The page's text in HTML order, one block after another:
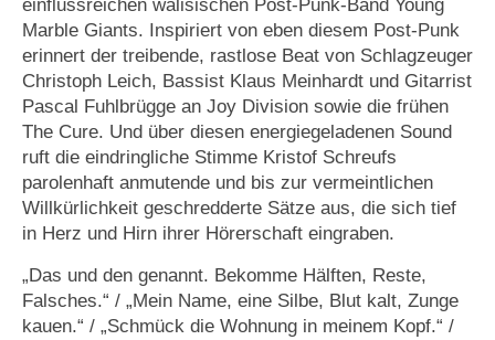
einflussreichen walisischen Post-Punk-Band Young
Marble Giants. Inspiriert von eben diesem Post-Punk
erinnert der treibende, rastlose Beat von Schlagzeuger
Christoph Leich, Bassist Klaus Meinhardt und Gitarrist
Pascal Fuhlbrügge an Joy Division sowie die frühen
The Cure. Und über diesen energiegeladenen Sound
ruft die eindringliche Stimme Kristof Schreufs
parolenhaft anmutende und bis zur vermeintlichen
Willkürlichkeit geschredderte Sätze aus, die sich tief
in Herz und Hirn ihrer Hörerschaft eingraben.
„Das und den genannt. Bekomme Hälften, Reste,
Falsches.“ / „Mein Name, eine Silbe, Blut kalt, Zunge
kauen.“ / „Schmück die Wohnung in meinem Kopf.“ /